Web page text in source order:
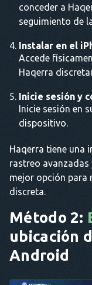
conceder a
seguimiento de
Instalar en el
Accede
Haqerra
Inicie sesión y
Inicie sesión en
dispositivo.
Haqerra tiene una
rastreo
mejor opción para
discreta.
Método 2:
ubicación
Android